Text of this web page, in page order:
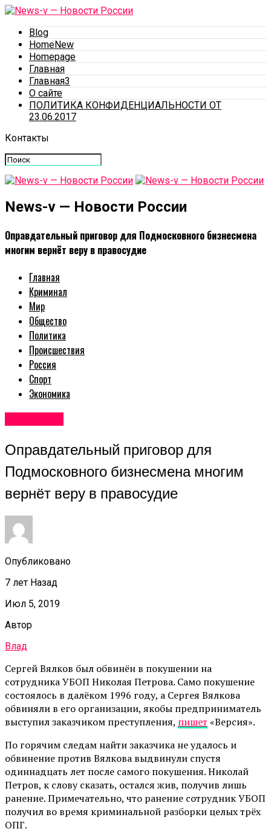
Blog
HomeNew
Homepage
Главная
Главная3
О сайте
ПОЛИТИКА КОНФИДЕНЦИАЛЬНОСТИ ОТ
23.06.2017
Контакты
News-v — Новости России
Оправдательный приговор для Подмосковного бизнесмена
многим вернёт веру в правосудие
Главная
Криминал
Мир
Общество
Политика
Происшествия
Россия
Спорт
Экономика
Оправдательный приговор для
Подмосковного бизнесмена многим
вернёт веру в правосудие
Опубликовано
7 лет Назад
Июл 5, 2019
Автор
Влад
Сергей Вялков был обвинён в покушении на
сотрудника УБОП Николая Петрова. Само покушение
состоялось в далёком 1996 году, а Сергея Вялкова
обвиняли в его организации, якобы предприниматель
выступил заказчиком преступления, пишет «Версия».
По горячим следам найти заказчика не удалось и
обвинение против Вялкова выдвинули спустя
одиннадцать лет после самого покушения. Николай
Петров, к слову сказать, остался жив, получив лишь
ранение. Примечательно, что ранение сотрудник УБОП
получил во время криминальной разборки целых трёх
ОПГ.